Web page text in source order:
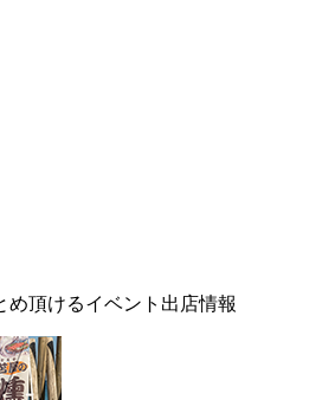
め頂けるイベント出店情報